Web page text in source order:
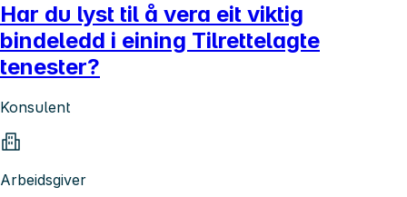
Har du lyst til å vera eit viktig
bindeledd i eining Tilrettelagte
tenester?
Konsulent
Arbeidsgiver